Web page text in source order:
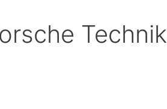
Technik